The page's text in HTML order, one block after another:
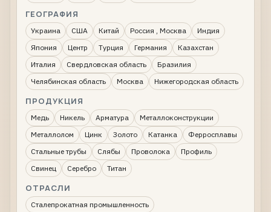
ГЕОГРАФИЯ
Украина США Китай Россия , Москва
Индия
Япония
Центр Турция Германия
Казахстан
Италия
Свердловская область
Бразилия
Челябинская область
Москва Нижегородская область
ПРОДУКЦИЯ
Медь Никель Арматура
Металлоконструкции
Металлолом
Цинк Золото Катанка
Ферросплавы
Стальные трубы
Слябы Проволока
Профиль
Свинец
Серебро Титан
ОТРАСЛИ
Сталепрокатная промышленность